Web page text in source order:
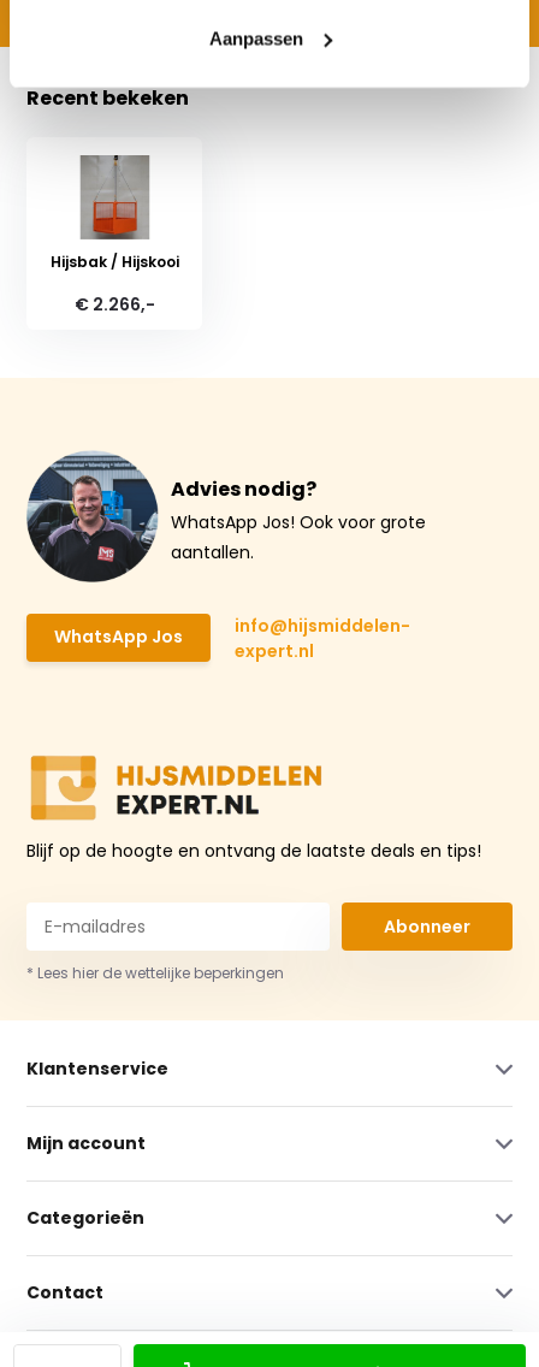
Aanpassen
Recent bekeken
Hijsbak / Hijskooi
€ 2.266,-
Advies nodig?
WhatsApp Jos! Ook voor grote
aantallen.
WhatsApp Jos
info@hijsmiddelen-
expert.nl
Blijf op de hoogte en ontvang de laatste deals en tips!
Abonneer
* Lees hier de wettelijke beperkingen
Klantenservice
Mijn account
Categorieën
Contact